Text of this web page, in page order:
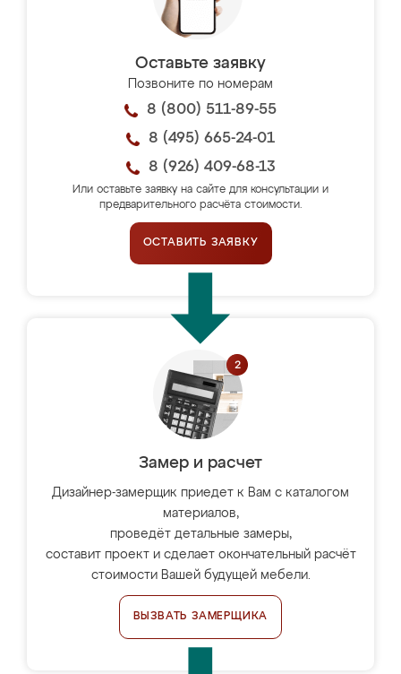
Оставьте заявку
Позвоните по номерам
8 (800) 511-89-55
8 (495) 665-24-01
8 (926) 409-68-13
Или оставьте заявку на сайте для консультации и
предварительного расчёта стоимости.
ОСТАВИТЬ ЗАЯВКУ
Замер и расчет
Дизайнер-замерщик приедет к Вам с каталогом
материалов,
проведёт детальные замеры,
составит проект и сделает окончательный расчёт
стоимости Вашей будущей мебели.
ВЫЗВАТЬ ЗАМЕРЩИКА